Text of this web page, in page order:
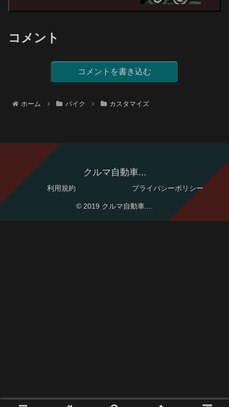
コメント
コメントを書き込む
ホーム バイク カスタマイズ
クルマ自動車...
利用規約 プライバシーポリシー
© 2019 クルマ自動車....